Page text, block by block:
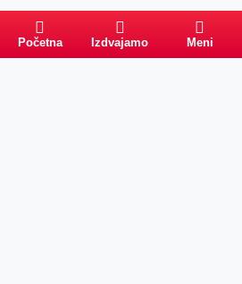
Početna Izdvajamo Meni